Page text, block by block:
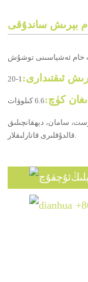
بېرىش ساندۇقى
خام ئەشياسىنى توشۇش
ئىقتىدارى:
كۈچ:6.6 كىلوۋات
سامان، دېھقانچىلىق